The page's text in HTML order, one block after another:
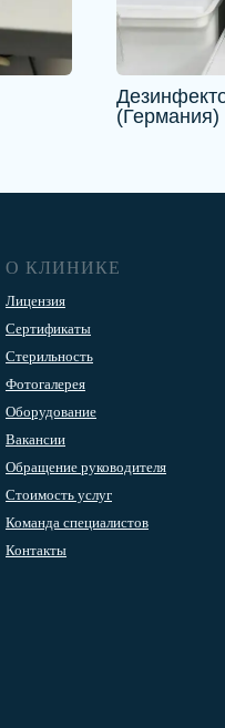
(Германия)
О КЛИНИКЕ
Лицензия
Сертификаты
Стерильность
Фотогалерея
Оборудование
Вакансии
Обращение руководителя
Стоимость услуг
Команда специалистов
Контакты